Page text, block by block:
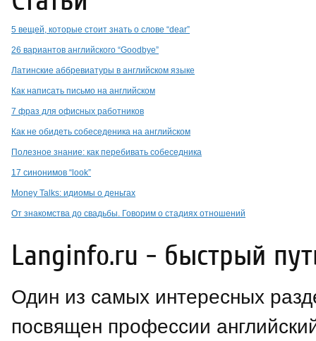
5 вещей, которые стоит знать о слове “dear”
26 вариантов английского “Goodbye”
Латинские аббревиатуры в английском языке
Как написать письмо на английском
7 фраз для офисных работников
Как не обидеть собеседеника на английском
Полезное знание: как перебивать собеседника
17 синонимов “look”
Money Talks: идиомы о деньгах
От знакомства до свадьбы. Говорим о стадиях отношений
Langinfo.ru - быстрый
Один из самых интересных
посвящен профессии